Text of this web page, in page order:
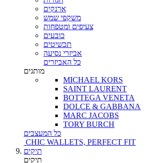
ארנקים
משקפי שמש
צעיפים ומטפחות
כובעים
תכשיטים
אביזרי נסיעה
כל האביזרים
מותגים
MICHAEL KORS
SAINT LAURENT
BOTTEGA VENETA
DOLCE & GABBANA
MARC JACOBS
TORY BURCH
כל המעצבים
CHIC WALLETS, PERFECT FIT
תיקים
תיקים